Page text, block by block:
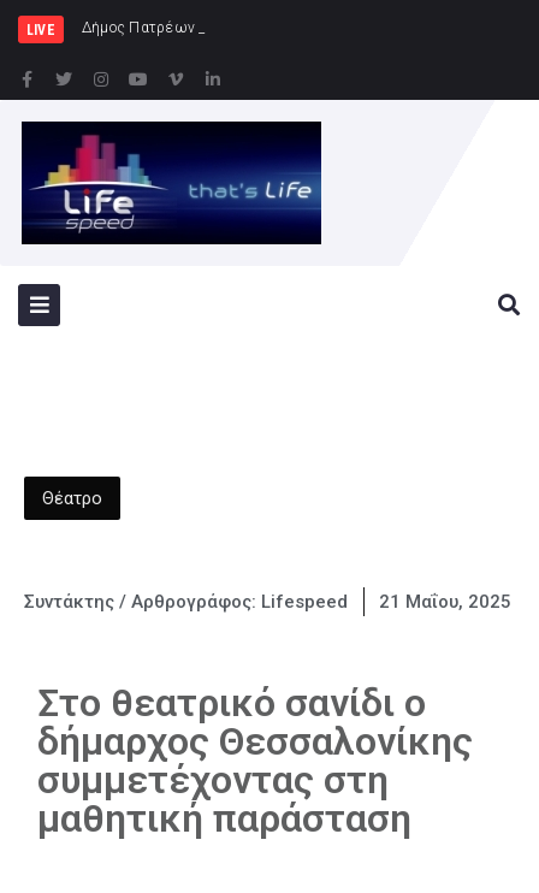
LIVE Δήμος Πατρέων : Τα παιδιά των Ημερήσι
Θέατρο
Συντάκτης / Αρθρογράφος: Lifespeed 21 Μαΐου, 2025
Στο θεατρικό σανίδι ο
δήμαρχος Θεσσαλονίκης
συμμετέχοντας στη
μαθητική παράσταση